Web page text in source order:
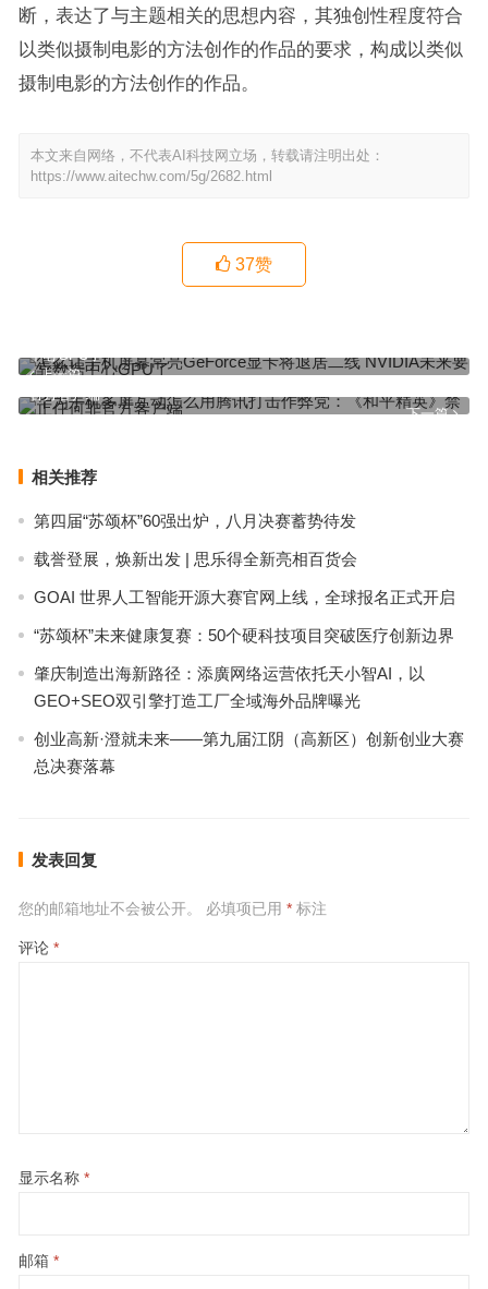
断，表达了与主题相关的思想内容，其独创性程度符合
以类似摄制电影的方法创作的作品的要求，构成以类似
摄制电影的方法创作的作品。
本文来自网络，不代表AI科技网立场，转载请注明出处：
https://www.aitechw.com/5g/2682.html
37赞
上一篇
中心GPU了
下一篇
华为手机多屏互动怎么用腾讯打击作弊党：《和平精英》禁止任何非
官方客户端
相关推荐
第四届“苏颂杯”60强出炉，八月决赛蓄势待发
载誉登展，焕新出发 | 思乐得全新亮相百货会
GOAI 世界人工智能开源大赛官网上线，全球报名正式开启
“苏颂杯”未来健康复赛：50个硬科技项目突破医疗创新边界
肇庆制造出海新路径：添廣网络运营依托天小智AI，以
GEO+SEO双引擎打造工厂全域海外品牌曝光
创业高新·澄就未来——第九届江阴（高新区）创新创业大赛
总决赛落幕
发表回复
您的邮箱地址不会被公开。 必填项已用 *标注
评论 *
显示名称 *
邮箱 *